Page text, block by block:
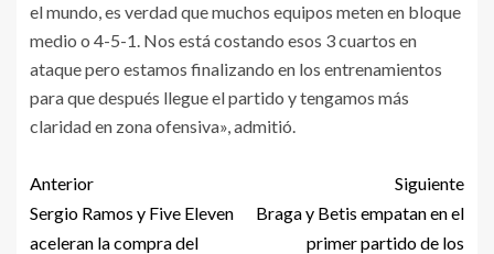
el mundo, es verdad que muchos equipos meten en bloque
medio o 4-5-1. Nos está costando esos 3 cuartos en
ataque pero estamos finalizando en los entrenamientos
para que después llegue el partido y tengamos más
claridad en zona ofensiva», admitió.
Anterior
Sergio Ramos y Five Eleven
aceleran la compra del
Siguiente
Braga y Betis empatan en el
primer partido de los